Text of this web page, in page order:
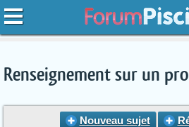
Renseignement sur un
Nouveau sujet